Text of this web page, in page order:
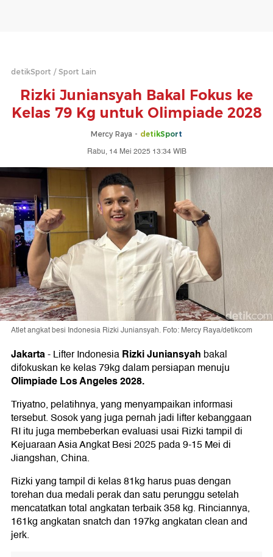
detikSport Sport Lain
Rizki Juniansyah Bakal Fokus ke
Kelas 79 Kg untuk Olimpiade 2028
Mercy Raya - detikSport
Rabu, 14 Mei 2025 13:34 WIB
Atlet angkat besi Indonesia Rizki Juniansyah. Foto: Mercy Raya/detikcom
Jakarta-Lifter IndonesiaRizki Juniansyah bakal
difokuskan ke kelas 79kg dalam persiapan menuju
Olimpiade Los Angeles 2028.
Triyatno, pelatihnya, yang menyampaikan informasi
tersebut. Sosok yang juga pernah jadi lifter kebanggaan
RI itu juga membeberkan evaluasi usai Rizki tampil di
Kejuaraan Asia Angkat Besi 2025 pada 9-15 Mei di
Jiangshan, China.
Rizki yang tampil di kelas 81kg harus puas dengan
torehan dua medali perak dan satu perunggu setelah
mencatatkan total angkatan terbaik 358 kg. Rinciannya,
161kg angkatan snatch dan 197kg angkatan clean and
jerk.